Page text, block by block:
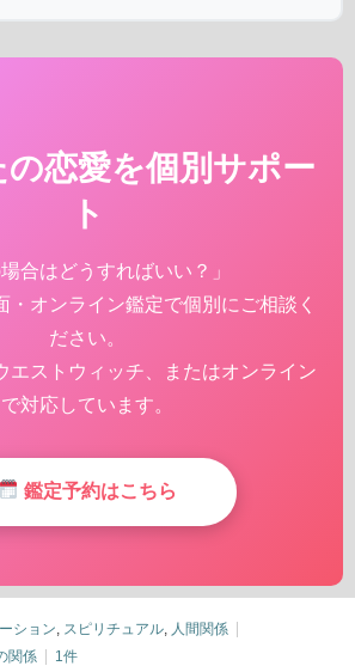
恋愛を個別サポー
ト
場合はどうすればいい？」
・オンライン鑑定で個別にご相談く
ださい。
エストウィッチ、またはオンライン
で対応しています。
鑑定予約はこちら
ション スピリチュアル
人間関係
関係 1件